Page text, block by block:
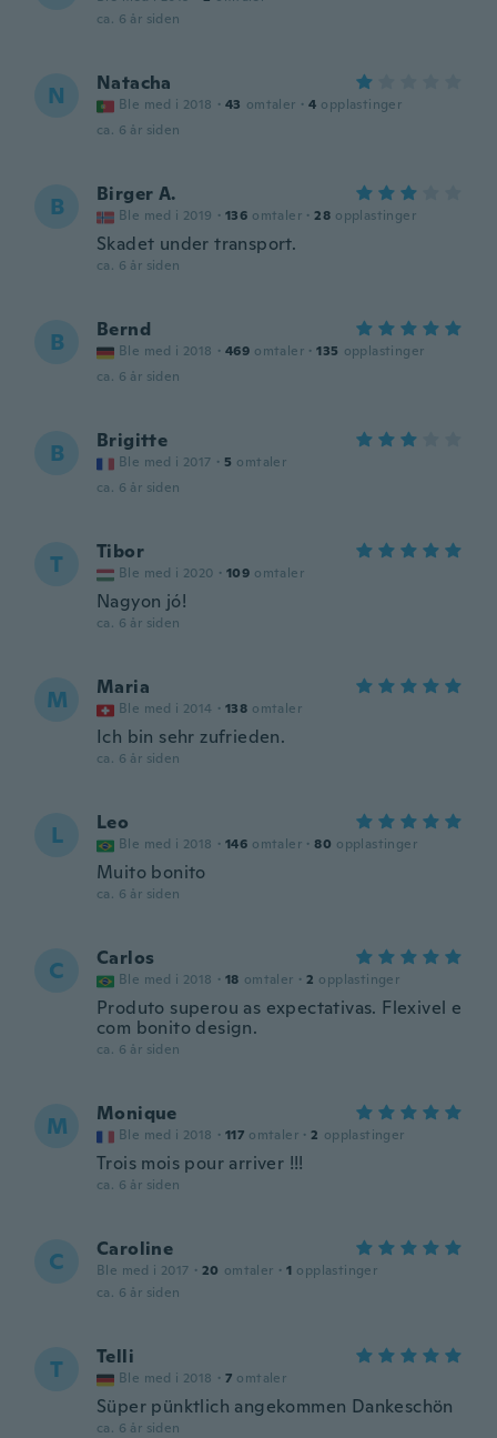
ca. 6 år siden
N Natacha
Ble med i 2018 · 43 omtaler · 4 opplastinger
ca. 6 år siden
B Birger A.
Ble med i 2019 · 136 omtaler · 28 opplastinger
Skadet under transport.
ca. 6 år siden
B Bernd
Ble med i 2018 · 469 omtaler · 135 opplastinger
ca. 6 år siden
B Brigitte
Ble med i 2017 · 5 omtaler
ca. 6 år siden
T Tibor
Ble med i 2020 · 109 omtaler
Nagyon jó!
ca. 6 år siden
M Maria
Ble med i 2014 · 138 omtaler
Ich bin sehr zufrieden.
ca. 6 år siden
L Leo
Ble med i 2018 · 146 omtaler · 80 opplastinger
Muito bonito
ca. 6 år siden
C Carlos
Ble med i 2018 · 18 omtaler · 2 opplastinger
Produto superou as expectativas. Flexivel e
com bonito design.
ca. 6 år siden
M Monique
Ble med i 2018 · 117 omtaler · 2 opplastinger
Trois mois pour arriver !!!
ca. 6 år siden
C Caroline
Ble med i 2017 · 20 omtaler · 1 opplastinger
ca. 6 år siden
T Telli
Ble med i 2018 · 7 omtaler
Süper pünktlich angekommen Dankeschön
ca. 6 år siden